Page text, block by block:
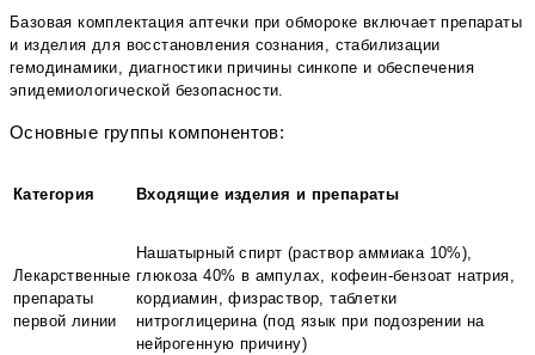
Базовая комплектация аптечки при обмороке включает препараты
и изделия для восстановления сознания, стабилизации
гемодинамики, диагностики причины синкопе и обеспечения
эпидемиологической безопасности.
Основные группы компонентов:
Категория Входящие изделия и препараты
Лекарственные
препараты
первой линии
Нашатырный спирт (раствор аммиака 10%),
глюкоза 40% в ампулах, кофеин-бензоат натрия,
кордиамин, физраствор, таблетки
нитроглицерина (под язык при подозрении на
нейрогенную причину)